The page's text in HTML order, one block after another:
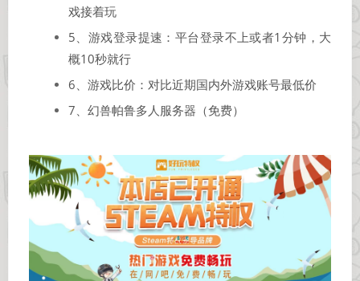
戏接着玩
5、游戏登录提速：平台登录不上或者1分钟，大
概10秒就行
6、游戏比价：对比近期国内外游戏账号最低价
7、幻兽帕鲁多人服务器（免费）